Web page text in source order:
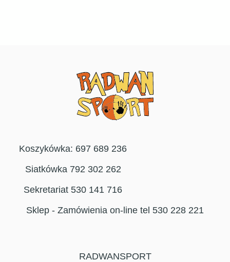
Koszykówka: 697 689 236
Siatkówka 792 302 262
Sekretariat 530 141 716
Sklep - Zamówienia on-line tel 530 228 221
RADWANSPORT